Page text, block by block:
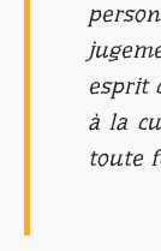
esprit
à la
toute